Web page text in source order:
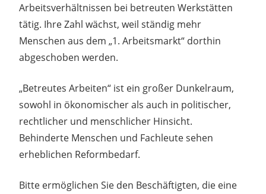
Arbeitsverhältnissen bei betreuten Werkstätten
tätig. Ihre Zahl wächst, weil ständig mehr
Menschen aus dem „1. Arbeitsmarkt“ dorthin
abgeschoben werden.
„Betreutes Arbeiten“ ist ein großer Dunkelraum,
sowohl in ökonomischer als auch in politischer,
rechtlicher und menschlicher Hinsicht.
Behinderte Menschen und Fachleute sehen
erheblichen Reformbedarf.
Bitte ermöglichen Sie den Beschäftigten, die eine